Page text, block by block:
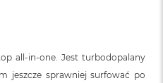
all‑in‑one. Jest turbodopalany
jeszcze sprawniej surfować po